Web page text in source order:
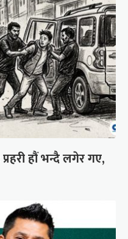
हौं भन्दै लगेर गए,